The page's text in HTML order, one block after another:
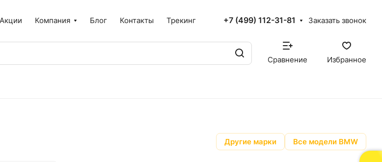
Акции Компания Блог Контакты Трекинг +7 (499) 112-31-81 Заказать звонок
Сравнение Избранное
Другие марки Все модели BMW